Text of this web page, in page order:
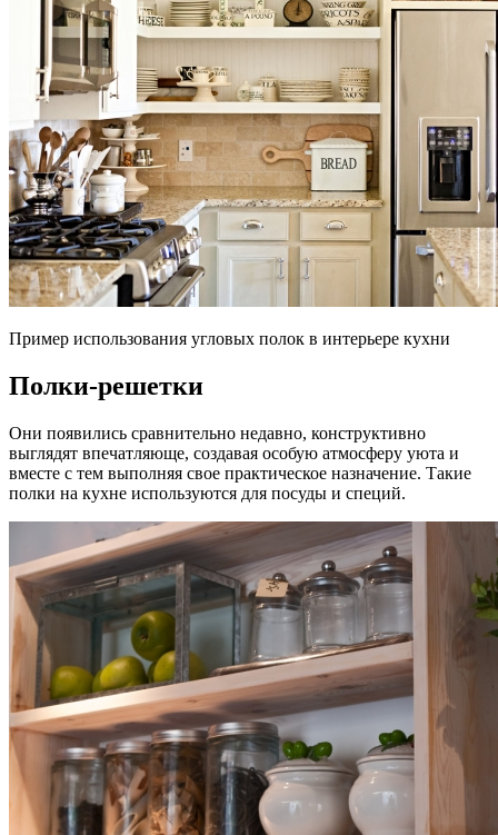
Пример использования угловых полок в интерьере кухни
Полки-решетки
Они появились сравнительно недавно, конструктивно
выглядят впечатляюще, создавая особую атмосферу уюта и
вместе с тем выполняя свое практическое назначение. Такие
полки на кухне используются для посуды и специй.